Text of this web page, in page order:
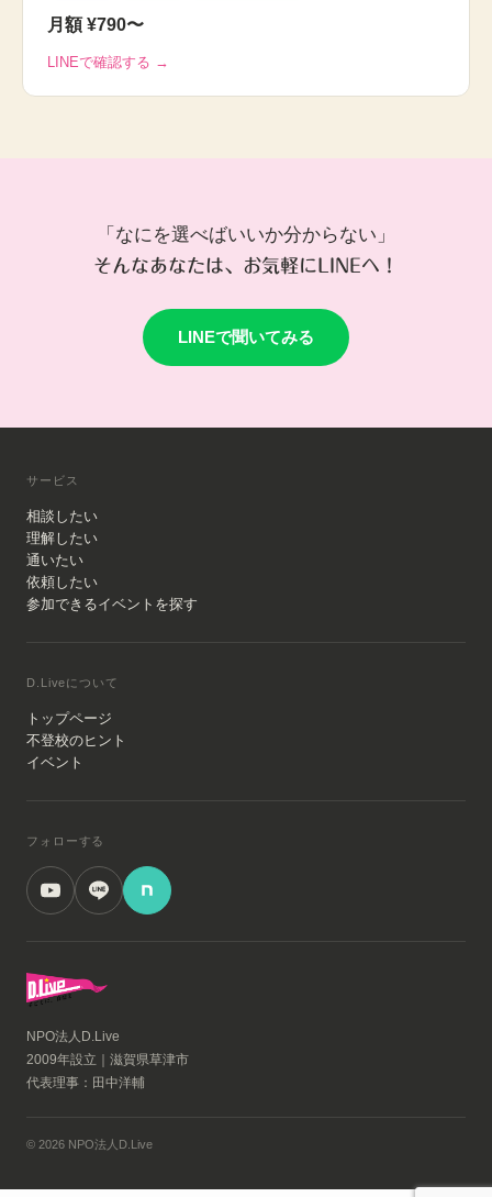
月額 ¥790〜
LINEで確認する →
「なにを選べばいいか分からない」
そんなあなたは、お気軽にLINEへ！
LINEで聞いてみる
サービス
相談したい
理解したい
通いたい
依頼したい
参加できるイベントを探す
D.Liveについて
トップページ
不登校のヒント
イベント
フォローする
NPO法人D.Live
2009年設立｜滋賀県草津市
代表理事：田中洋輔
© 2026 NPO法人D.Live